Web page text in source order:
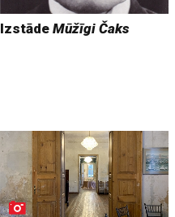
IzstādeMūžīgi Čaks